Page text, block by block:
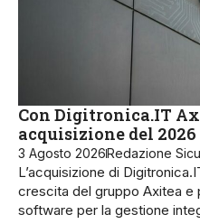
Con Digitronica.IT
acquisizione del 2026
3 Agosto 2026 Redazione
L’acquisizione di
crescita del gruppo Axitea e
software per la gestione